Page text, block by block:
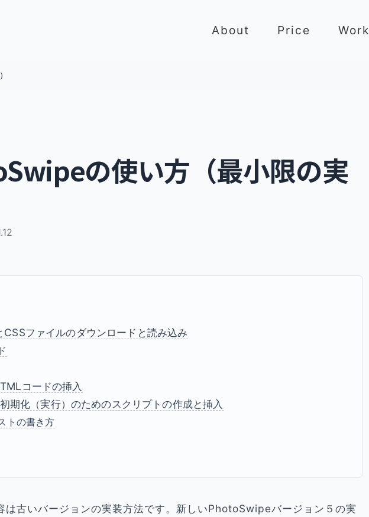
About Price Work
の使い方（最小限の実
CSSファイルのダウンロードと読み込み
コードの挿入
期化（実行）のためのスクリプトの作成と挿入
トの書き方
は古いバージョンの実装方法です。新しいPhotoSwipeバージョン５の実